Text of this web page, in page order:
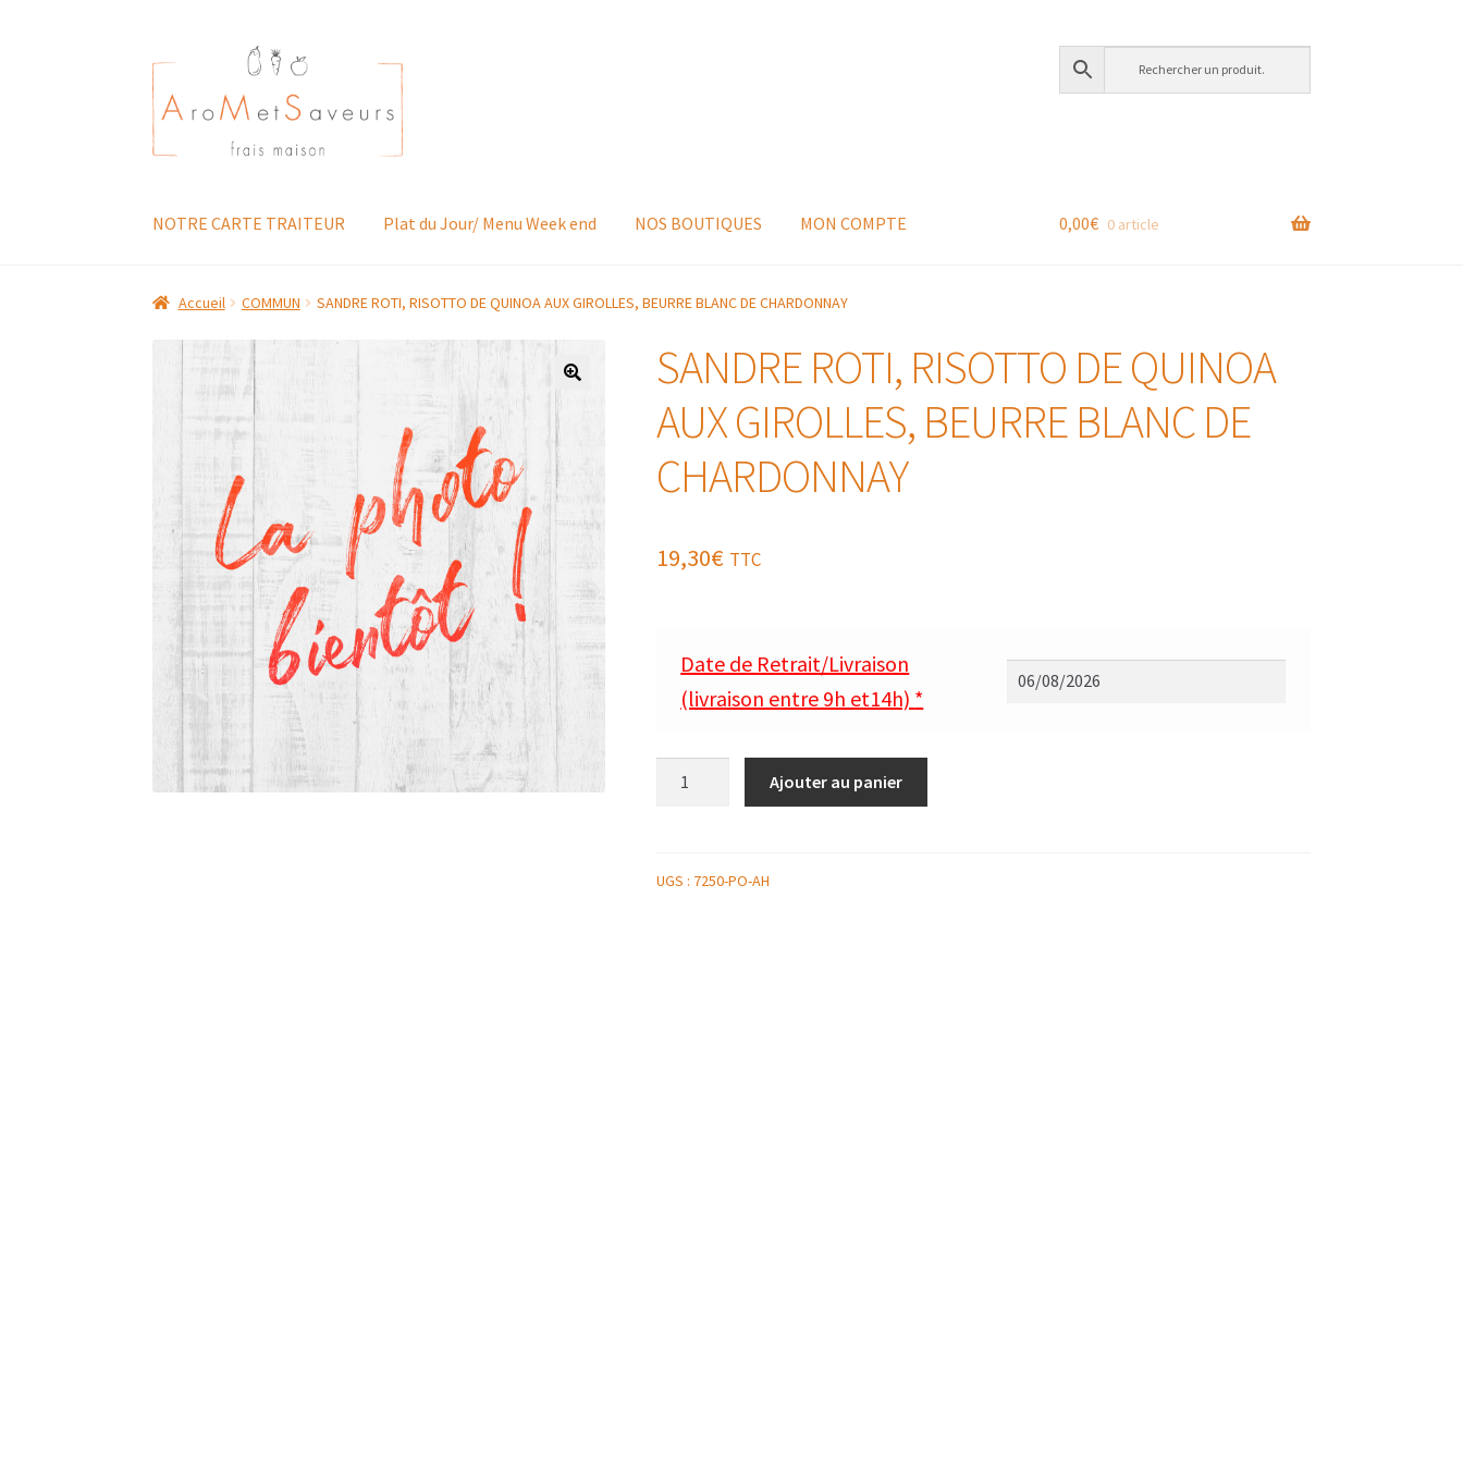
Aller
à
la
navigation
Aller
au
contenu
NOTRE CARTE TRAITEUR Plat du Jour/ Menu Week end NOS BOUTIQUES MON COMPTE 0,00€ 0 article
Accueil COMMUN SANDRE ROTI, RISOTTO DE QUINOA AUX GIROLLES, BEURRE BLANC DE CHARDONNAY
SANDRE ROTI, RISOTTO DE QUINOA
AUX GIROLLES, BEURRE BLANC DE
CHARDONNAY
19,30€ TTC
Date de Retrait/Livraison
(livraison entre 9h et14h) *
RISOTTO
Ajouter au panier
UGS : 7250-PO-AH